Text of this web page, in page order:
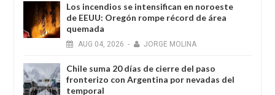
Los incendios se intensifican en noroeste
de EEUU: Oregón rompe récord de área
quemada
AUG 04, 2026 - JORGE MOLINA
Chile suma 20 días de cierre del paso
fronterizo con Argentina por nevadas del
temporal